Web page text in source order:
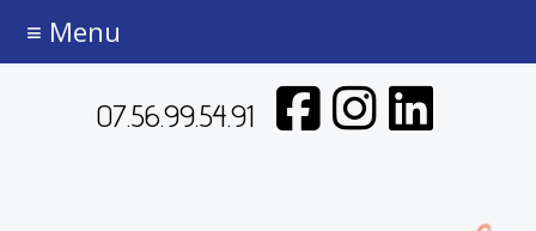
07.56.99.54.91
≡ Menu